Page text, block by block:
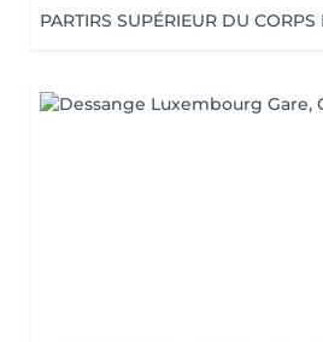
PARTIRS SUPÉRIEUR DU CORPS